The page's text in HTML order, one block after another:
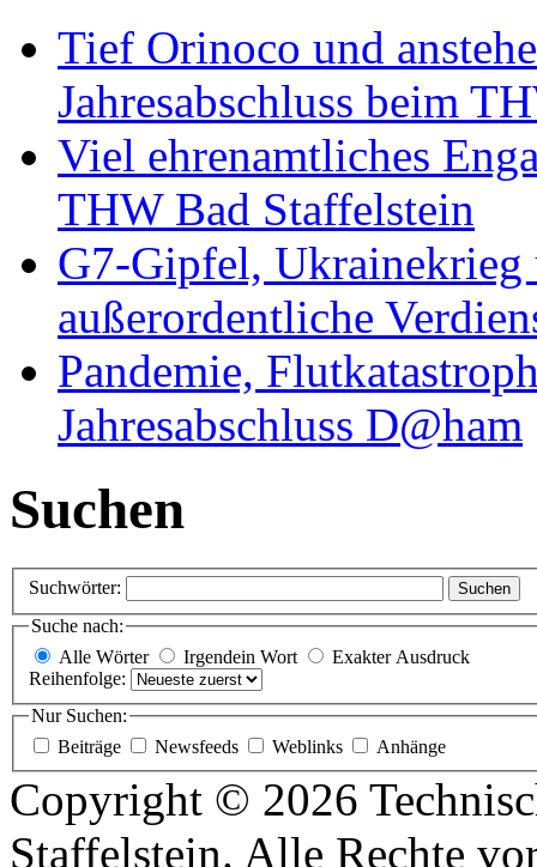
Tief Orinoco und
Jahresabschluss beim
Viel ehrenamtliches
THW Bad Staffelstein
G7-Gipfel, Ukrainekrieg
außerordentliche
Pandemie,
Jahresabschluss D@ham
Suchen
Suchwörter: Suchen
Suche nach:
Alle Wörter
Irgendein Wort
Exakter Ausdruck
Reihenfolge:
Nur Suchen:
Beiträge
Newsfeeds Weblinks Anhänge
Copyright © 2026
Staffelstein. Alle Rechte